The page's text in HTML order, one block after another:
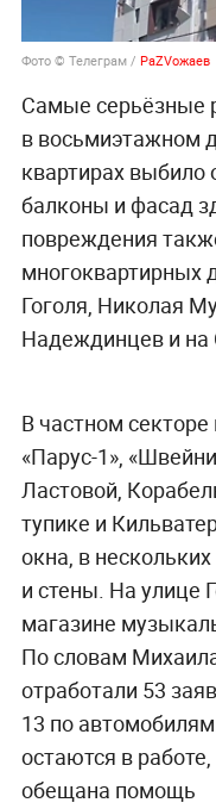
Фото © Телеграм / РаZVожаев
Самые серьёзные
в восьмиэтажном
квартирах
балконы и фасад
повреждения
многоквартирных
Гоголя, Николая
Надеждинцев и на
В частном
«Парус-1»,
Ластовой,
тупике и
окна, в
и стены. На улице
магазине
По словам
отработали 53
13 по
остаются в
обещана помощь